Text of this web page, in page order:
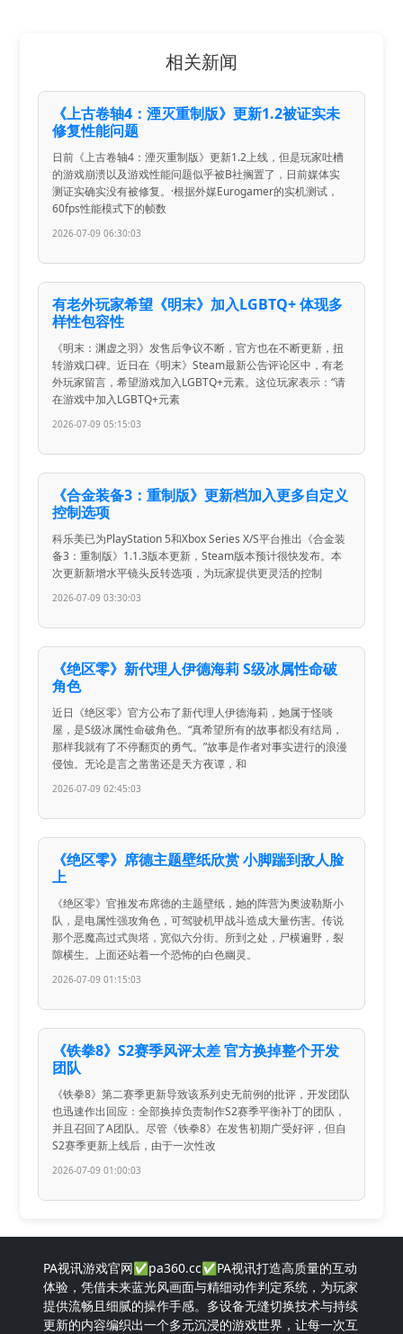
相关新闻
《上古卷轴4：湮灭重制版》更新1.2被证实未
修复性能问题
日前《上古卷轴4：湮灭重制版》更新1.2上线，但是玩家吐槽
的游戏崩溃以及游戏性能问题似乎被B社搁置了，日前媒体实
测证实确实没有被修复。·根据外媒Eurogamer的实机测试，
60fps性能模式下的帧数
2026-07-09 06:30:03
有老外玩家希望《明末》加入LGBTQ+ 体现多
样性包容性
《明末：渊虚之羽》发售后争议不断，官方也在不断更新，扭
转游戏口碑。近日在《明末》Steam最新公告评论区中，有老
外玩家留言，希望游戏加入LGBTQ+元素。这位玩家表示：“请
在游戏中加入LGBTQ+元素
2026-07-09 05:15:03
《合金装备3：重制版》更新档加入更多自定义
控制选项
科乐美已为PlayStation 5和Xbox Series X/S平台推出《合金装
备3：重制版》1.1.3版本更新，Steam版本预计很快发布。本
次更新新增水平镜头反转选项，为玩家提供更灵活的控制
2026-07-09 03:30:03
《绝区零》新代理人伊德海莉 S级冰属性命破
角色
近日《绝区零》官方公布了新代理人伊德海莉，她属于怪啖
屋，是S级冰属性命破角色。“真希望所有的故事都没有结局，
那样我就有了不停翻页的勇气。”故事是作者对事实进行的浪漫
侵蚀。无论是言之凿凿还是天方夜谭，和
2026-07-09 02:45:03
《绝区零》席德主题壁纸欣赏 小脚踹到敌人脸
上
《绝区零》官推发布席德的主题壁纸，她的阵营为奥波勒斯小
队，是电属性强攻角色，可驾驶机甲战斗造成大量伤害。传说
那个恶魔高过式舆塔，宽似六分街。所到之处，尸横遍野，裂
隙横生。上面还站着一个恐怖的白色幽灵。
2026-07-09 01:15:03
《铁拳8》S2赛季风评太差 官方换掉整个开发
团队
《铁拳8》第二赛季更新导致该系列史无前例的批评，开发团队
也迅速作出回应：全部换掉负责制作S2赛季平衡补丁的团队，
并且召回了A团队。尽管《铁拳8》在发售初期广受好评，但自
S2赛季更新上线后，由于一次性改
2026-07-09 01:00:03
PA视讯游戏官网✅pa360.cc✅PA视讯打造高质量的互动
体验，凭借未来蓝光风画面与精细动作判定系统，为玩家
提供流畅且细腻的操作手感。多设备无缝切换技术与持续
更新的内容编织出一个多元沉浸的游戏世界，让每一次互